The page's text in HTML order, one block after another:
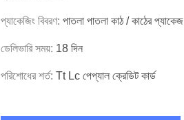
প্যাকেজিং বিবরণ: পাতলা পাতলা কাঠ / কাঠের প্যাকেজ
ডেলিভারি সময়: 18 দিন
পরিশোধের শর্ত: Tt Lc পেপ্যাল ​​ক্রেডিট কার্ড